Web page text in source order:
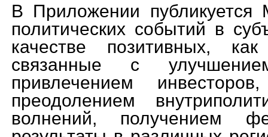
В Приложении публикуется
политических событий в
качестве позитивных,
связанные с
привлечением
преодолением
волнений, получением